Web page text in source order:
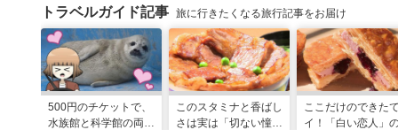
トラベルガイド記事 旅に行きたくなる旅行記事をお届け
500円のチケットで、
水族館と科学館の両方
このスタミナと香ばし
さは実は「切ない憧
ここだけのできた
イ！「白い恋人」